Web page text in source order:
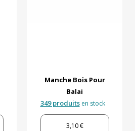
Manche Bois Pour
Balai
349 produitsen stock
3,10 €